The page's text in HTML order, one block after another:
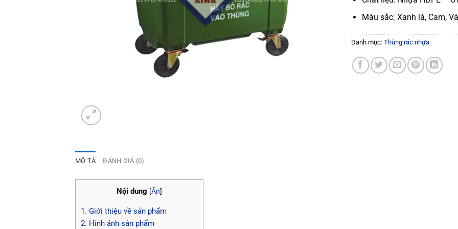
Màu sắc: Xanh lá, Cam,
Danh mục: Thùng rác nhựa
MÔ TẢ ĐÁNH GIÁ (0)
Nội dung [Ẩn]
1. Giới thiệu về sản phẩm
2. Hình ảnh sản phẩm